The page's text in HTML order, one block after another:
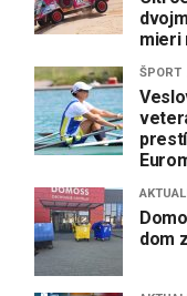
mieri
ŠPORT
dom